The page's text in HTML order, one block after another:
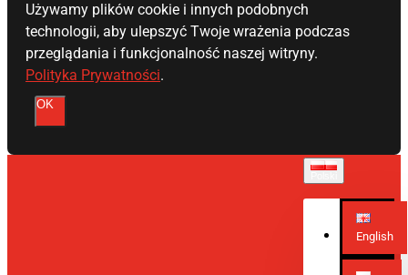
Używamy plików cookie i innych podobnych
technologii, aby ulepszyć Twoje wrażenia podczas
przeglądania i funkcjonalność naszej witryny.
Polityka Prywatności.
OK
English